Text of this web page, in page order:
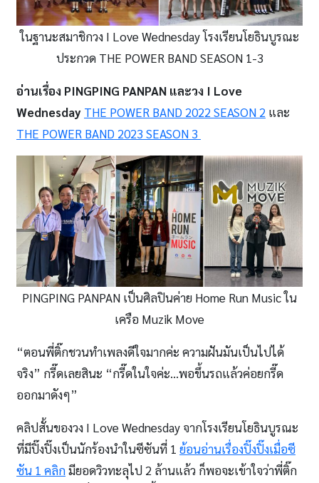
ในฐานะสมาชิกวง I Love Wednesday โรงเรียนโยธินบูรณะ
ประกวด THE POWER BAND SEASON 1-3
อ่านเรื่อง PINGPING PANPAN และวง I Love
Wednesday THE POWER BAND 2022 SEASON 2 และ
THE POWER BAND 2023 SEASON 3
PINGPING PANPAN เป็นศิลปินค่าย Home Run Music ใน
เครือ Muzik Move
“ตอนพี่ติ๊กชวนทำเพลงดีใจมากค่ะ ความฝันมันเป็นไปได้
จริง” กรี๊ดเลยสินะ “กรี๊ดในใจค่ะ…พอขึ้นรถแล้วค่อยกรี๊ด
ออกมาดังๆ”
คลิปสั้นของวง I Love Wednesday จากโรงเรียนโยธินบูรณะ
ที่มีปิ๊งปิ๊งเป็นนักร้องนำในซีซันที่ 1 ย้อนอ่านเรื่องปิ๊งปิ๊งเมื่อซี
ซัน 1 คลิกมียอดวิวทะลุไป 2 ล้านแล้ว ก็พอจะเข้าใจว่าพี่ติ๊ก